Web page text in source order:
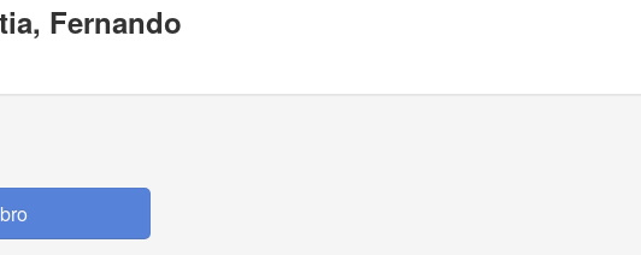
Fernando